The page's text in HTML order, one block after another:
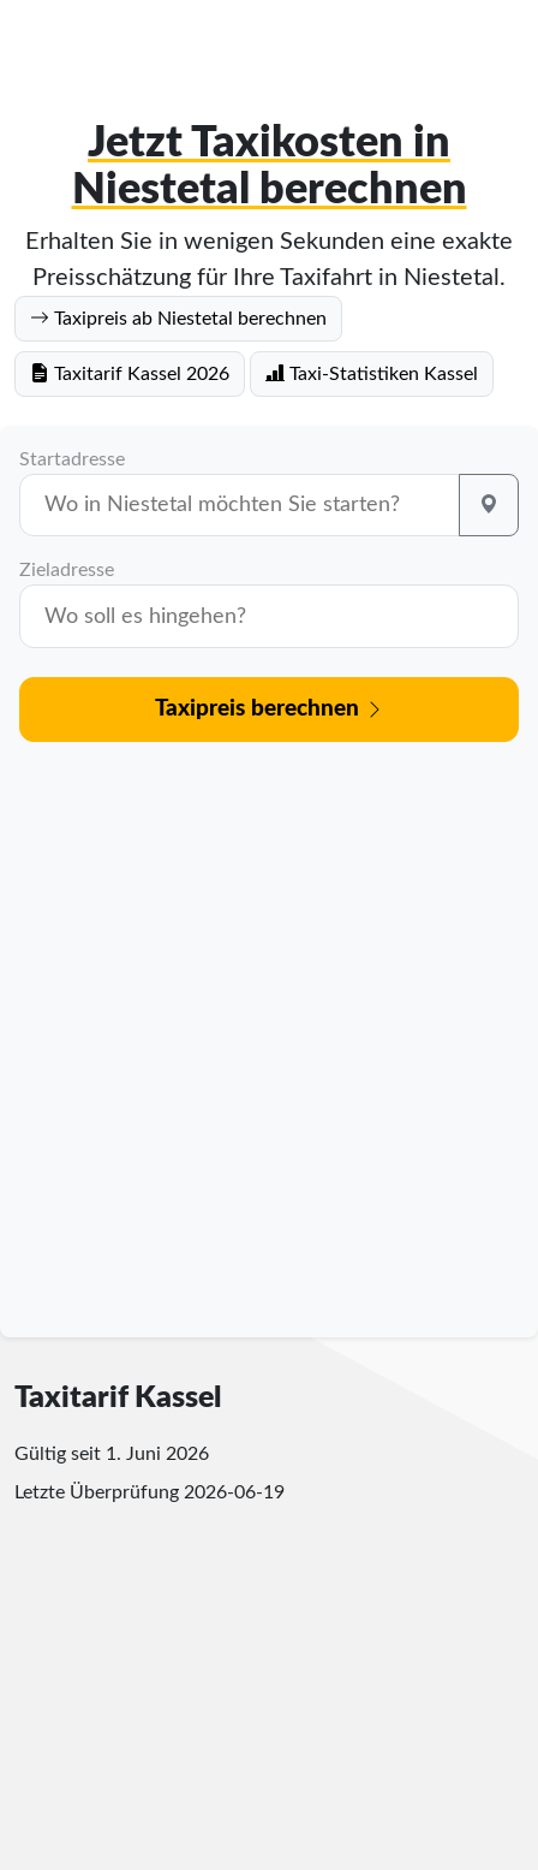
Jetzt Taxikosten in
Niestetal berechnen
Erhalten Sie in wenigen Sekunden eine exakte
Preisschätzung für Ihre Taxifahrt in Niestetal.
Taxipreis ab Niestetal berechnen
Taxitarif Kassel 2026 Taxi-Statistiken Kassel
Startadresse
Zieladresse
Taxipreis berechnen
Taxitarif Kassel
Gültig seit 1. Juni 2026
Letzte Überprüfung 2026-06-19